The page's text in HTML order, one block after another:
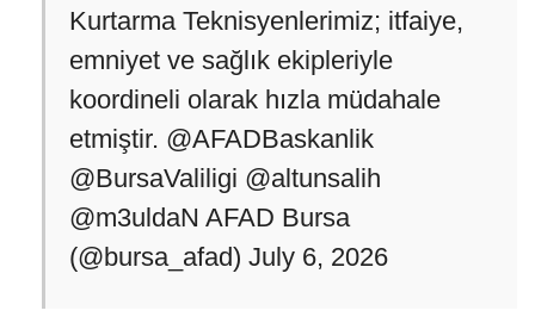
Kurtarma Teknisyenlerimiz; itfaiye,
emniyet ve sağlık ekipleriyle
koordineli olarak hızla müdahale
etmiştir. @AFADBaskanlik
@BursaValiligi @altunsalih
@m3uldaN AFAD Bursa
(@bursa_afad) July 6, 2026